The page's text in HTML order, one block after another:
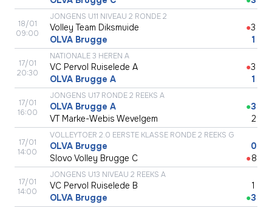
18/01
09:00
JONGENS U11 NIVEAU 2 RONDE 2
Volley Team Diksmuide
OLVA Brugge
●3
1
17/01
20:30
NATIONALE 3 HEREN A
VC Pervol Ruiselede A
OLVA Brugge A
●3
1
17/01
16:00
JONGENS U17 RONDE 2 REEKS A
OLVA Brugge A
VT Marke-Webis Wevelgem
●3
2
17/01
14:00
VOLLEYTOER 2.0 EERSTE KLASSE RONDE 2 REEKS G
OLVA Brugge
Slovo Volley Brugge C
●
0
8
17/01
14:00
JONGENS U13 NIVEAU 2 REEKS A
VC Pervol Ruiselede B
OLVA Brugge
●
1
3